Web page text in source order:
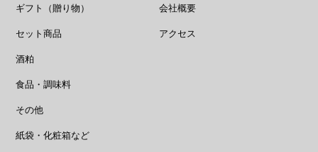
ギフト（贈り物）
セット商品
酒粕
食品・調味料
その他
紙袋・化粧箱など
会社概要
アクセス